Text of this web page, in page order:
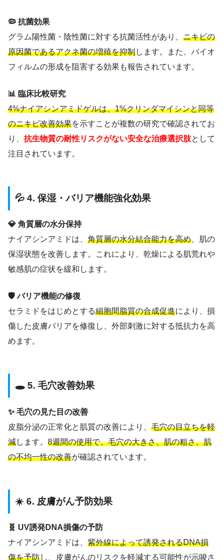
🦠 抗菌効果
グラム陽性菌・陰性菌に対する抗菌活性があり、 ニキビの
原因菌であるアクネ菌の増殖を抑制します。また、バイオ
フィルムの形成を阻害する効果も報告されています。
📊 臨床比較研究
4%ナイアシンアミドゲルは、1%クリンダマイシンと同等
のニキビ改善効果を示すことが複数の研究で確認されてお
り、 抗生物質の耐性リスクがない安全な治療選択肢として
注目されています。
💦 4. 保湿・バリア機能強化効果
💎 角質層の水分保持
ナイアシンアミドは、 角質層の水分結合能力を高め 、肌の
保湿状態を改善します。これにより、乾燥による肌荒れや
敏感肌の症状を緩和します。
🛡️ バリア機能の修復
セラミドをはじめとする細胞間脂質の合成促進により、損
傷した皮膚バリアを修復し、外部刺激に対する抵抗力を高
めます。
🕳️ 5. 毛穴改善効果
✨ 毛穴の見た目の改善
皮脂分泌の正常化と肌質の改善により、 毛穴の目立ちを軽
減します。 8週間の使用で、毛穴の大きさ、肌の粗さ、肌
の不均一性の改善が確認されています。
☀️ 6. 皮膚がん予防効果
🧬 UV誘発DNA損傷の予防
ナイアシンアミドは、 紫外線によって誘発されるDNA損
傷を予防し、皮膚がんのリスクを軽減する可能性が示唆さ